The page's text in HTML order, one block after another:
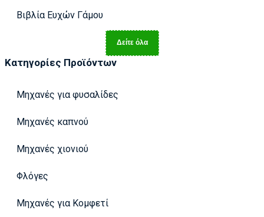
Βιβλία Ευχών Γάμου
Δείτε όλα
Κατηγορίες Προϊόντων
Μηχανές για φυσαλίδες
Μηχανές καπνού
Μηχανές χιονιού
Φλόγες
Μηχανές για Κομφετί